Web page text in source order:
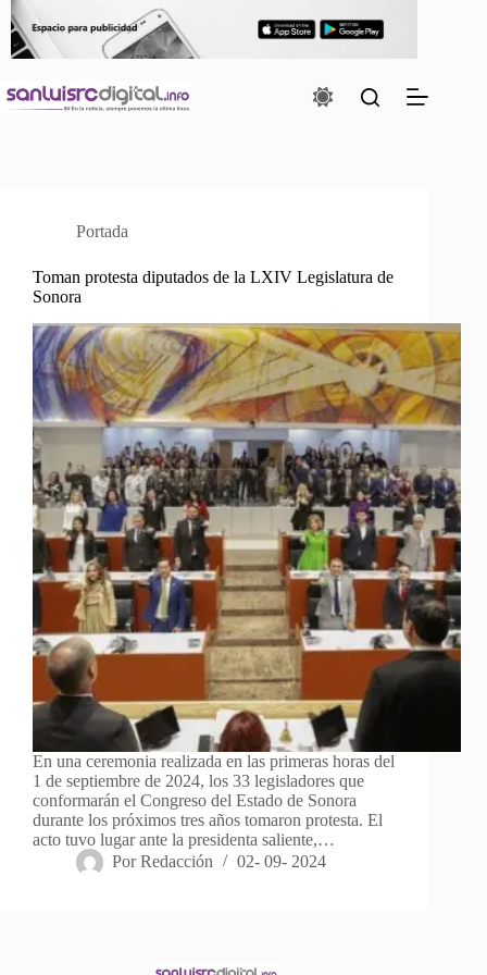
contenido
Portada
Toman protesta diputados de la LXIV Legislatura de
Sonora
En una ceremonia realizada en las primeras horas del
1 de septiembre de 2024, los 33 legisladores que
conformarán el Congreso del Estado de Sonora
durante los próximos tres años tomaron protesta. El
acto tuvo lugar ante la presidenta saliente,…
Por Redacción 02- 09- 2024